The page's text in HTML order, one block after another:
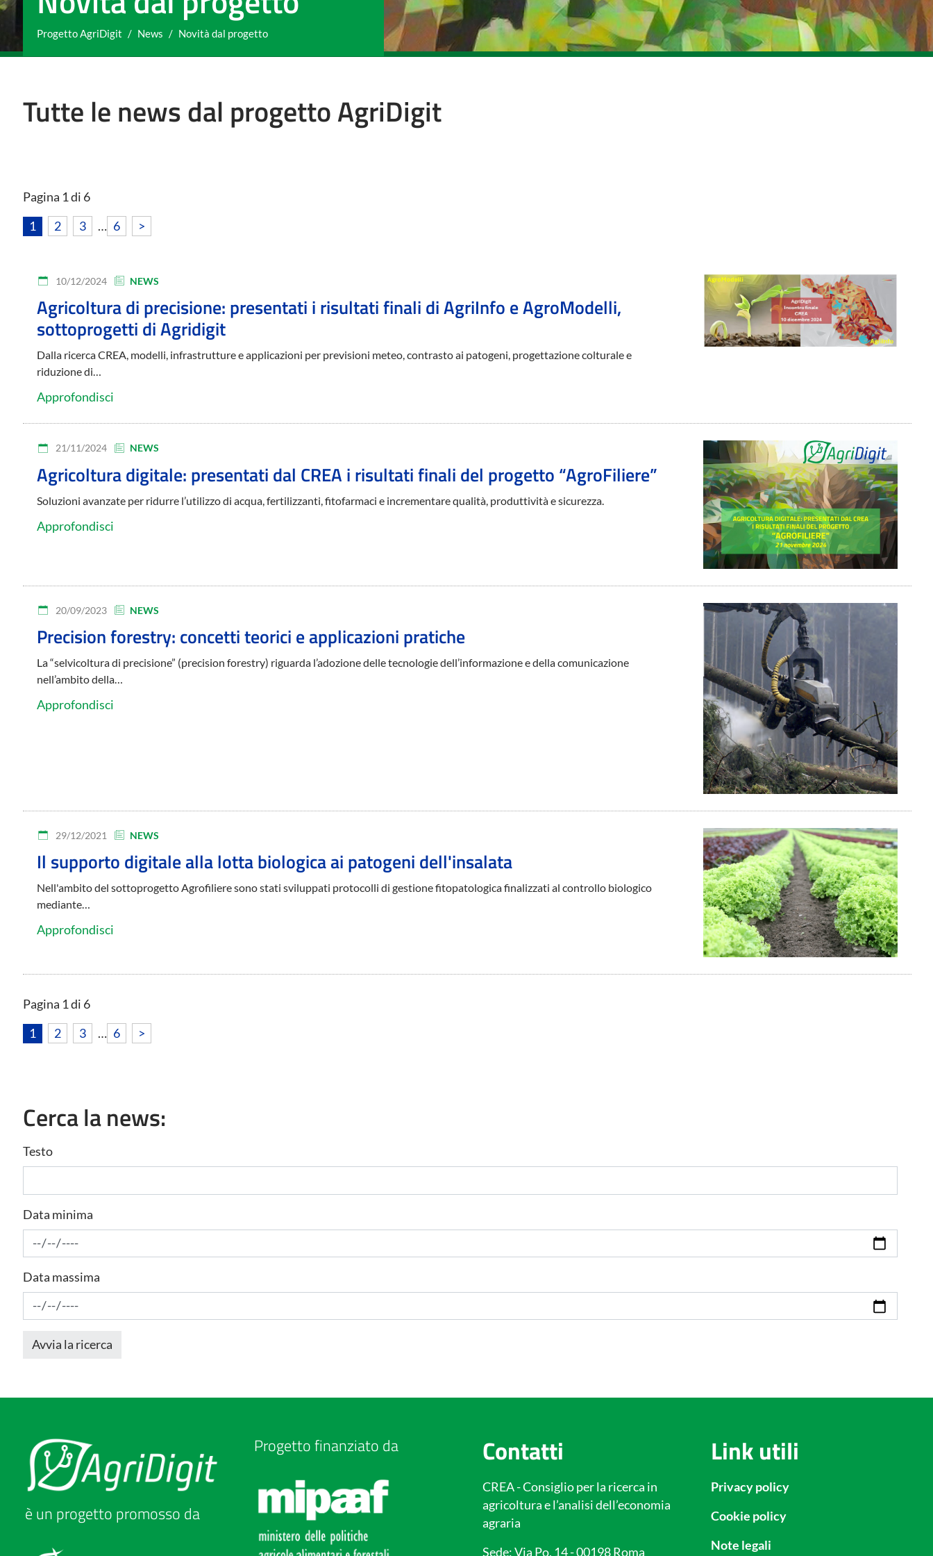
You are here:
Progetto AgriDigit News Novità dal progetto
Tutte le news dal progetto AgriDigit
Pagina 1 di 6
1
2 3 … 6 >
10/12/2024 NEWS
Agricoltura di precisione: presentati i risultati finali di AgriInfo e AgroModelli,
sottoprogetti di Agridigit
Dalla ricerca CREA, modelli, infrastrutture e applicazioni per previsioni meteo, contrasto ai patogeni, progettazione colturale e
riduzione di…
Approfondisci
21/11/2024 NEWS
Agricoltura digitale: presentati dal CREA i risultati finali del progetto “AgroFiliere”
Soluzioni avanzate per ridurre l’utilizzo di acqua, fertilizzanti, fitofarmaci e incrementare qualità, produttività e sicurezza.
Approfondisci
20/09/2023 NEWS
Precision forestry: concetti teorici e applicazioni pratiche
La “selvicoltura di precisione” (precision forestry) riguarda l’adozione delle tecnologie dell’informazione e della comunicazione
nell’ambito della…
Approfondisci
29/12/2021 NEWS
Il supporto digitale alla lotta biologica ai patogeni dell'insalata
Nell'ambito del sottoprogetto Agrofiliere sono stati sviluppati protocolli di gestione fitopatologica finalizzati al controllo biologico
mediante…
Approfondisci
Pagina 1 di 6
1
2 3 … 6 >
Cerca la news:
Testo
Data minima
Data massima
è un progetto promosso da
Progetto finanziato da Contatti
CREA - Consiglio per la ricerca in
agricoltura e l’analisi dell’economia
agraria
Sede: Via Po, 14 - 00198 Roma
Link utili
Privacy policy
Cookie policy
Note legali